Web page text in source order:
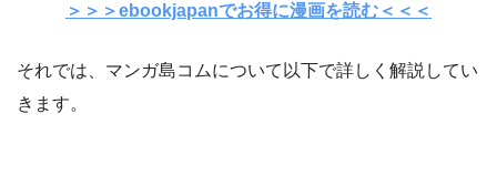
＞＞＞ebookjapanでお得に漫画を読む＜＜＜
それでは、マンガ島コムについて以下で詳しく解説してい
きます。